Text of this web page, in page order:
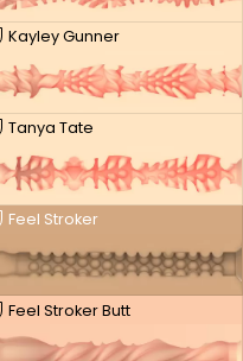
Kayley Gunner
Tanya Tate
Feel Stroker
Feel Stroker Butt